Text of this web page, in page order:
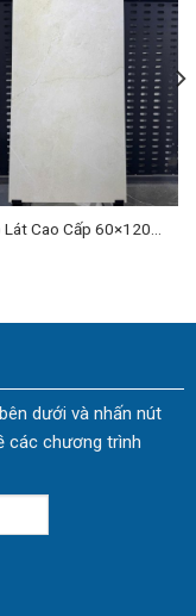
Lát Cao Cấp 60×120
dưới và nhấn nút
các chương trình